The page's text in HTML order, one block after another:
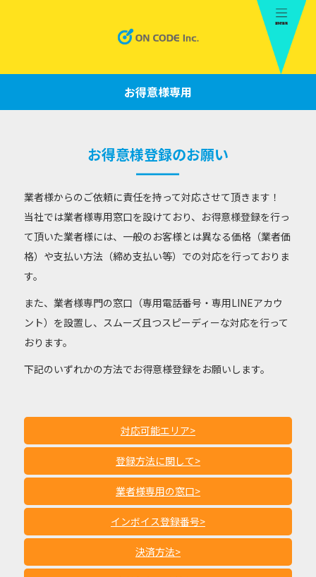
お得意様専用
お得意様登録のお願い
業者様からのご依頼に責任を持って対応させて頂きます！
当社では業者様専用窓口を設けており、お得意様登録を行っ
て頂いた業者様には、一般のお客様とは異なる価格（業者価
格）や支払い方法（締め支払い等）での対応を行っておりま
す。
また、業者様専門の窓口（専用電話番号・専用LINEアカウ
ント）を設置し、スムーズ且つスピーディーな対応を行って
おります。
下記のいずれかの方法でお得意様登録をお願いします。
対応可能エリア>
登録方法に関して>
業者様専用の窓口>
インボイス登録番号>
決済方法>